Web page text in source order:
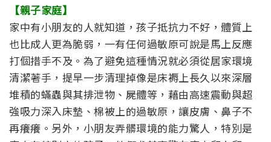
【親子家庭】
家中有小朋友的人就知道，孩子抵抗力不好，體質上
也比成人更為脆弱，一有任何過敏原可說是馬上反應
打個措手不及。為了避免這種情況就必須從居家環境
清潔著手，提早一步清理掉像是床褥上長久以來深層
堆積的蟎蟲與其排泄物、屍體等，藉由高速震動與超
強吸力深入床墊、棉被上的過敏原，讓皮膚、鼻子不
再癢癢。另外，小朋友弄髒環境的能力驚人，特別是